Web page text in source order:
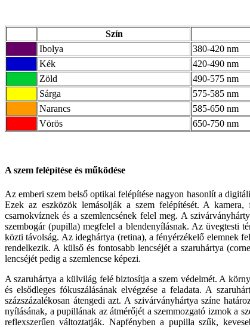
Szín
Ibolya
380-420 nm
Kék
420-490 nm
Zöld
490-575 nm
Sárga
575-585 nm
Narancs
585-650 nm
Vörös
650-750 nm
A szem felépítése és működése
Az emberi szem belső optikai felépítése nagyon hasonlít a
Ezek az eszközök lemásolják a szem felépítését. A kamera,
csarnokvíznek és a szemlencsének felel meg. A
szembogár (pupilla) megfelel a blendenyílásnak. Az üvegtesti
közti távolság. Az ideghártya (retina), a fényérzékelő elemnek
rendelkezik. A külső és fontosabb lencséjét a szaruhártya
lencséjét pedig a szemlencse képezi.
A szaruhártya a külvilág felé biztosítja a szem védelmét. A
és elsődleges fókuszálásának elvégzése a feladata. A
százszázalékosan átengedi azt. A szivárványhártya színe
nyílásának, a pupillának az átmérőjét a szemmozgató izmok a
reflexszerűen változtatják. Napfényben a pupilla szűk,